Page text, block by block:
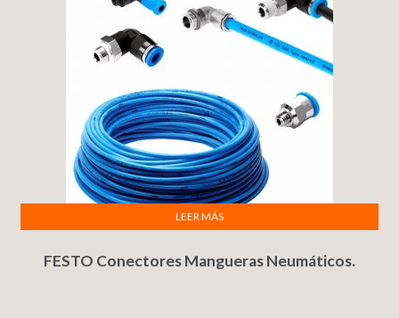
FESTO Conectores Mangueras Neumáticos.
LEER MÁS